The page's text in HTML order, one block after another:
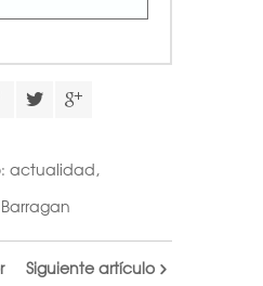
actualidad,
Barragan
Siguiente artículo